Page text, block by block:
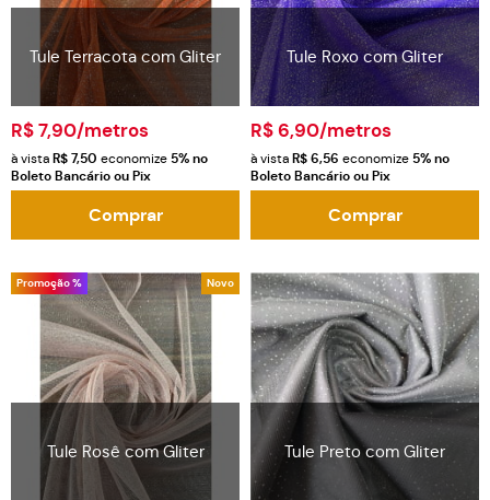
Tule Terracota com Gliter
R$ 7,90/metros
à vista R$ 7,50 economize 5%no
Boleto Bancário ou Pix
Comprar
Tule Roxo com Gliter
R$ 6,90/metros
à vista R$ 6,56 economize 5%no
Boleto Bancário ou Pix
Comprar
Promoção % Novo
Tule Rosê com Gliter Tule Preto com Gliter